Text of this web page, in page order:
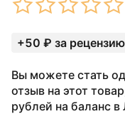
+50 ₽ за рецензию
Вы можете стать
отзыв на этот
рублей на баланс